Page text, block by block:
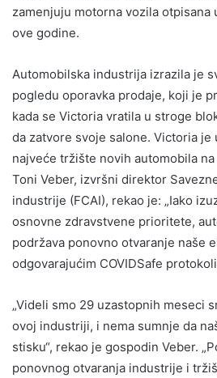
zamenjuju motorna vozila otpisana
ove godine.
Automobilska industrija izrazila je
pogledu oporavka prodaje, koji je
kada se Victoria vratila u stroge
da zatvore svoje salone. Victoria
najveće tržište novih automobila
Toni Veber, izvršni direktor
industrije (FCAI), rekao je: „Iako
osnovne zdravstvene prioritete,
podržava ponovno otvaranje naše
odgovarajućim COVIDSafe
„Videli smo 29 uzastopnih meseci
ovoj industriji, i nema sumnje da
stisku“, rekao je gospodin Veber.
ponovnog otvaranja industrije i